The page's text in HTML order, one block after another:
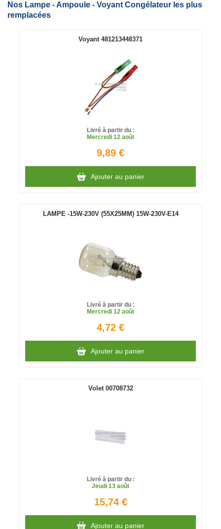
Nos Lampe - Ampoule - Voyant Congélateur les plus
remplacées
Voyant 481213448371
Livré à partir du :
Mercredi 12 août
9,89 €
Ajouter au panier
LAMPE -15W-230V (55X25MM) 15W-230V-E14
Livré à partir du :
Mercredi 12 août
4,72 €
Ajouter au panier
Volet 00708732
Livré à partir du :
Jeudi 13 août
15,74 €
Ajouter au panier